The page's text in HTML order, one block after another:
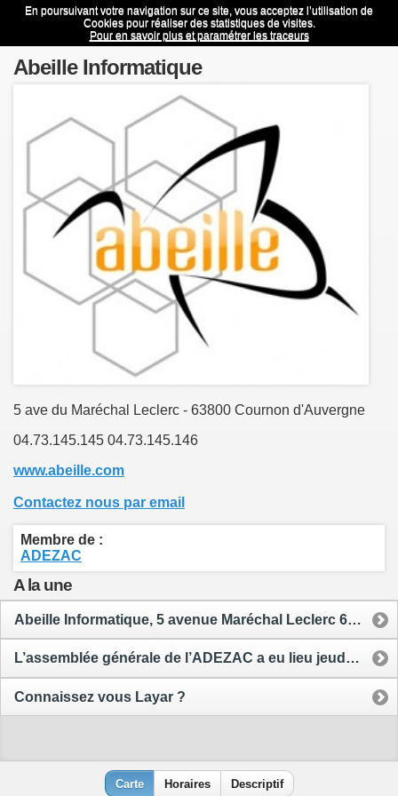
En poursuivant votre navigation sur ce site, vous acceptez l’utilisation de
Cookies pour réaliser des statistiques de visites.
Pour en savoir plus et paramétrer les traceurs
Abeille Informatique Menu
Abeille Informatique
5 ave du Maréchal Leclerc - 63800 Cournon d'Auvergne
04.73.145.145 04.73.145.146
www.abeille.com
Contactez nous par email
Membre de :
ADEZAC
A la une
Abeille Informatique, 5 avenue Maréchal Leclerc 63800 Cournon d'Auvergne
L’assemblée générale de l’ADEZAC a eu lieu jeudi 2 février dans les locaux d’Arthur Le Boulanger
Connaissez vous Layar ?
Carte Horaires Descriptif